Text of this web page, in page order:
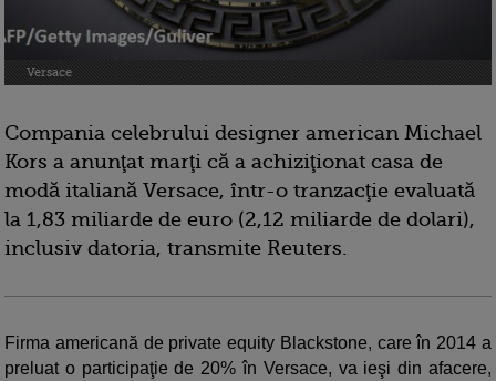
Versace
Compania celebrului designer american Michael
Kors a anunţat marţi că a achiziţionat casa de
modă italiană Versace, într-o tranzacţie evaluată
la 1,83 miliarde de euro (2,12 miliarde de dolari),
inclusiv datoria, transmite Reuters.
Firma americană de private equity Blackstone, care în 2014 a
preluat o participaţie de 20% în Versace, va ieşi din afacere,